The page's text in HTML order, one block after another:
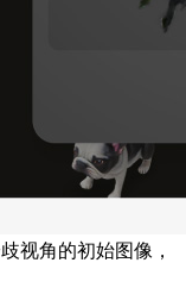
视角的初始图像，